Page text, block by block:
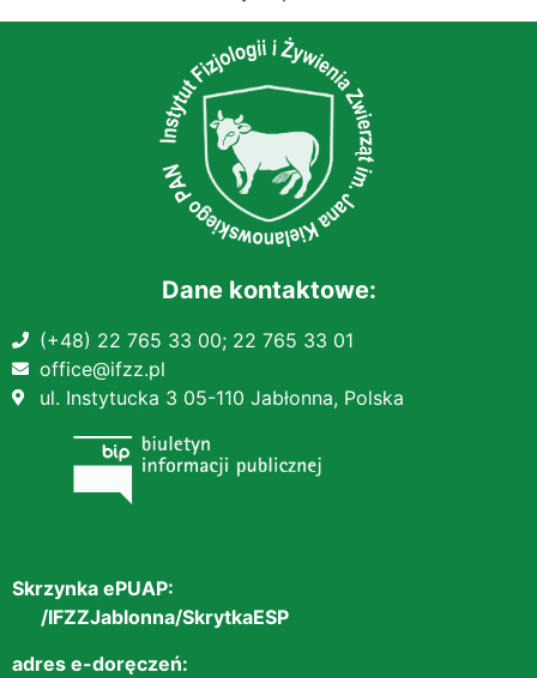
Dane kontaktowe:
(+48) 22 765 33 00; 22 765 33 01
office@ifzz.pl
ul. Instytucka 3 05-110 Jabłonna, Polska
Skrzynka ePUAP:
/IFZZJablonna/SkrytkaESP
adres e-doręczeń: